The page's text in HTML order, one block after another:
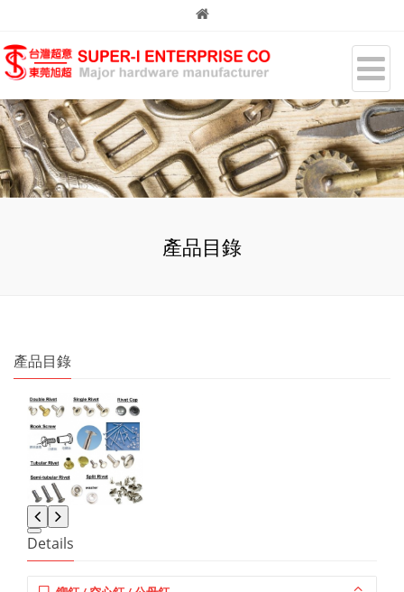
產品目錄
產品目錄
Details